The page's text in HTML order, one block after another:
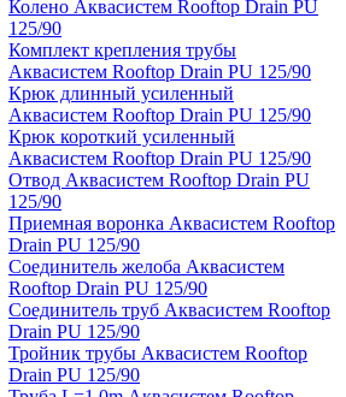
Колено Аквасистем Rooftop Drain PU
125/90
Комплект крепления трубы
Аквасистем Rooftop Drain PU 125/90
Крюк длинный усиленный
Аквасистем Rooftop Drain PU 125/90
Крюк короткий усиленный
Аквасистем Rooftop Drain PU 125/90
Отвод Аквасистем Rooftop Drain PU
125/90
Приемная воронка Аквасистем Rooftop
Drain PU 125/90
Соединитель желоба Аквасистем
Rooftop Drain PU 125/90
Соединитель труб Аквасистем Rooftop
Drain PU 125/90
Тройник трубы Аквасистем Rooftop
Drain PU 125/90